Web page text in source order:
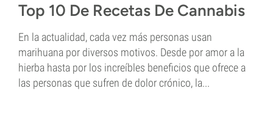
Top 10 De Recetas De Cannabis
En la actualidad, cada vez más personas usan
marihuana por diversos motivos. Desde por amor a la
hierba hasta por los increíbles beneficios que ofrece a
las personas que sufren de dolor crónico, la...